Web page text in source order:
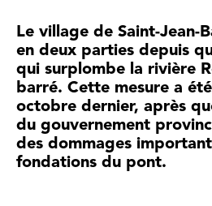
Le village de Saint-Jean-
en deux parties depuis
qui surplombe la rivière
barré. Cette mesure a
octobre dernier, après
du gouvernement
des dommages
fondations du pont.